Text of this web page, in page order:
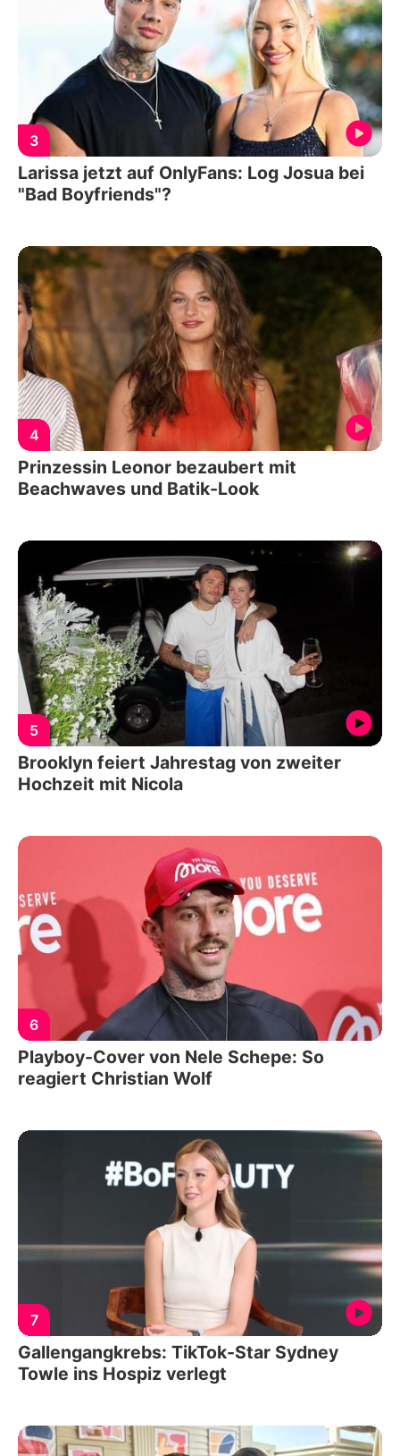
3
Larissa jetzt auf OnlyFans: Log Josua bei
"Bad Boyfriends"?
4
Prinzessin Leonor bezaubert mit
Beachwaves und Batik-Look
5
Brooklyn feiert Jahrestag von zweiter
Hochzeit mit Nicola
6
Playboy-Cover von Nele Schepe: So
reagiert Christian Wolf
7
Gallengangkrebs: TikTok-Star Sydney
Towle ins Hospiz verlegt